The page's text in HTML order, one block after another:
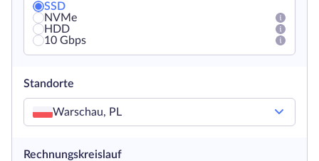
SSD
NVMe
HDD
10 Gbps
Standorte
Warschau, PL
Rechnungskreislauf